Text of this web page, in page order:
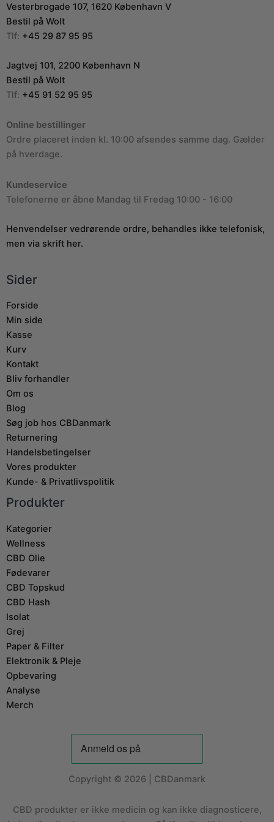
Vesterbrogade 107, 1620 København V
Bestil på Wolt
Tlf: +45 29 87 95 95
Jagtvej 101, 2200 København N
Bestil på Wolt
Tlf: +45 91 52 95 95
Online bestillinger
Ordre placeret inden kl. 10:00 afsendes samme dag. Gælder
på hverdage.
Kundeservice
Telefonerne er åbne Mandag til Fredag 10:00 - 16:00
Henvendelser vedrørende ordre, behandles ikke telefonisk,
men via skrift her.
Sider
Forside
Min side
Kasse
Kurv
Kontakt
Bliv forhandler
Om os
Blog
Søg job hos CBDanmark
Returnering
Handelsbetingelser
Vores produkter
Kunde- & Privatlivspolitik
Produkter
Kategorier
Wellness
CBD Olie
Fødevarer
CBD Topskud
CBD Hash
Isolat
Grej
Paper & Filter
Elektronik & Pleje
Opbevaring
Analyse
Merch
Copyright © 2026 | CBDanmark
CBD produkter er ikke medicin og kan ikke diagnosticere,